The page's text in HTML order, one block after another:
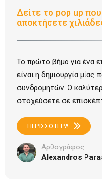
Δείτε το pop up
αποκτήσετε
Το πρώτο βήμα για ένα
είναι η δημιουργία μίας
συνδρομητών. Ο
στοχεύσετε σε
ΠΕΡΙΣΣΟΤΕΡΑ
Αρθογράφος
Alexandros